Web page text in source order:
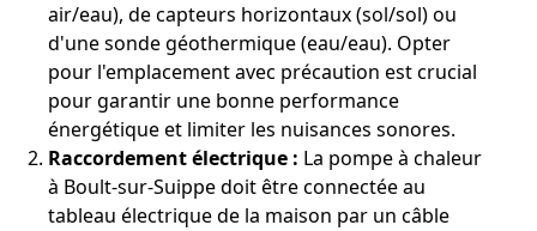
air/eau), de capteurs horizontaux (sol/sol) ou
d'une sonde géothermique (eau/eau). Opter
pour l'emplacement avec précaution est crucial
pour garantir une bonne performance
énergétique et limiter les nuisances sonores.
Raccordement électrique : La pompe à chaleur
à Boult-sur-Suippe doit être connectée au
tableau électrique de la maison par un câble